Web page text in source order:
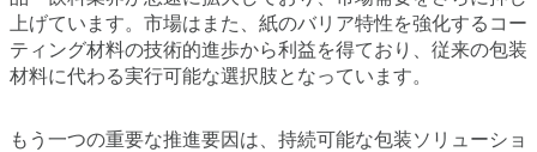
上げています。市場はまた、紙のバリア特性を強化するコー
ティング材料の技術的進歩から利益を得ており、従来の包装
材料に代わる実行可能な選択肢となっています。
もう一つの重要な推進要因は、持続可能な包装ソリューショ